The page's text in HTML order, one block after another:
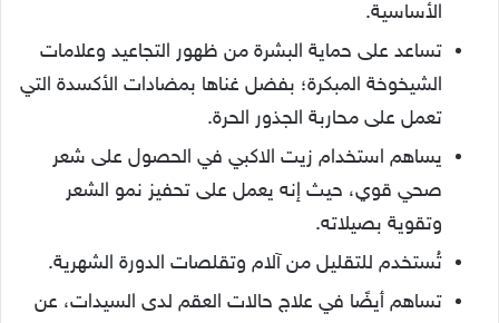
الأساسية.
تساعد على حماية البشرة من ظهور التجاعيد وعلامات
الشيخوخة المبكرة؛ بفضل غناها بمضادات الأكسدة التي
تعمل على محاربة الجذور الحرة.
يساهم استخدام زيت الاكبي في الحصول على شعر
صحي قوي، حيث إنه يعمل على تحفيز نمو الشعر
وتقوية بصيلاته.
تُستخدم للتقليل من آلام وتقلصات الدورة الشهرية.
تساهم أيضًا في علاج حالات العقم لدى السيدات، عن